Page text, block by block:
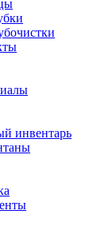
инвентарь